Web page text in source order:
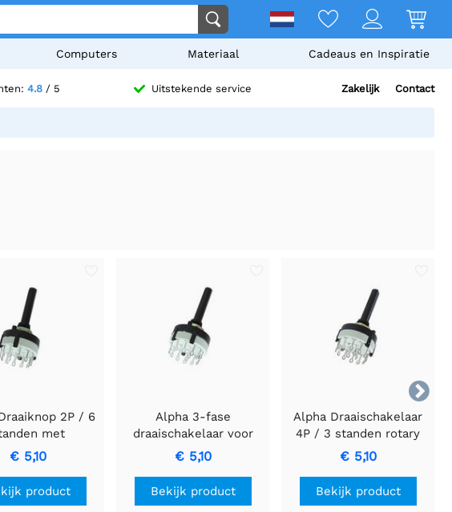
Computers Materiaal Cadeaus en Inspiratie
4.8 / 5 Uitstekende service Zakelijk Contact

2P / 6
met
€ 5,10
product
Alpha 3-fase
draaischakelaar voor
PCB-montage - 4
standen
€ 5,10
Bekijk product
Alpha Draaischakelaar
4P / 3 standen rotary
switch met
soldeeraansluitingen
€ 5,10
Bekijk product